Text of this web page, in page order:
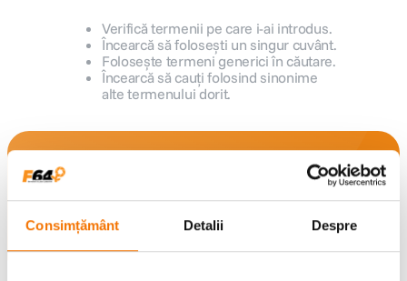
Consimțământ Detalii Despre
canon sx740 hs
lavaliera
8. card memorie
9. dji mic mini
dji osmo
Verifică termenii pe care i-ai introdus.
Încearcă să folosești un singur cuvânt.
Folosește termeni generici în căutare.
Încearcă să cauți folosind sinonime
alte termenului dorit.
Alatura-te comunitatii creatorilor
Descopera inspiratie, recomandari utile,
ghiduri foto-video si oferte pregatite special
pentru tine.